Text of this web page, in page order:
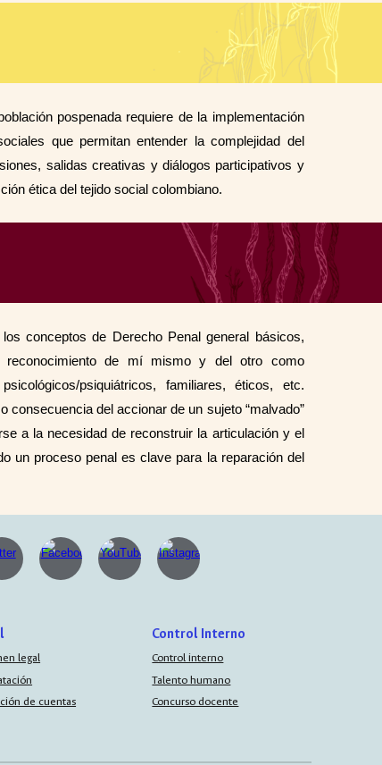
pospenada requiere de la implementación
que permitan entender la complejidad del
salidas creativas y diálogos participativos y
ética del tejido social colombiano.
conceptos de Derecho Penal general básicos,
de mí mismo y del otro como
psiquiátricos, familiares, éticos, etc.
del accionar de un sujeto “malvado”
a la necesidad de reconstruir la articulación y el
un proceso penal es clave para la reparación del
legal
de cuentas
Control Interno
Control interno
Talento humano
Concurso docente